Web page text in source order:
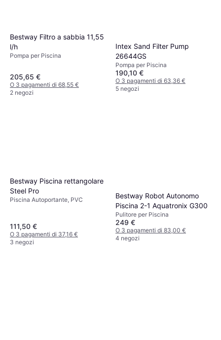
Bestway Filtro a sabbia 11,55
l/h
Pompa per Piscina
205,65 €
O 3 pagamenti di 68,55 €
2 negozi
Intex Sand Filter Pump
26644GS
Pompa per Piscina
190,10 €
O 3 pagamenti di 63,36 €
5 negozi
Bestway Piscina rettangolare
Steel Pro
Piscina Autoportante, PVC
111,50 €
O 3 pagamenti di 37,16 €
3 negozi
Bestway Robot Autonomo
Piscina 2-1 Aquatronix G300
Pulitore per Piscina
249 €
O 3 pagamenti di 83,00 €
4 negozi